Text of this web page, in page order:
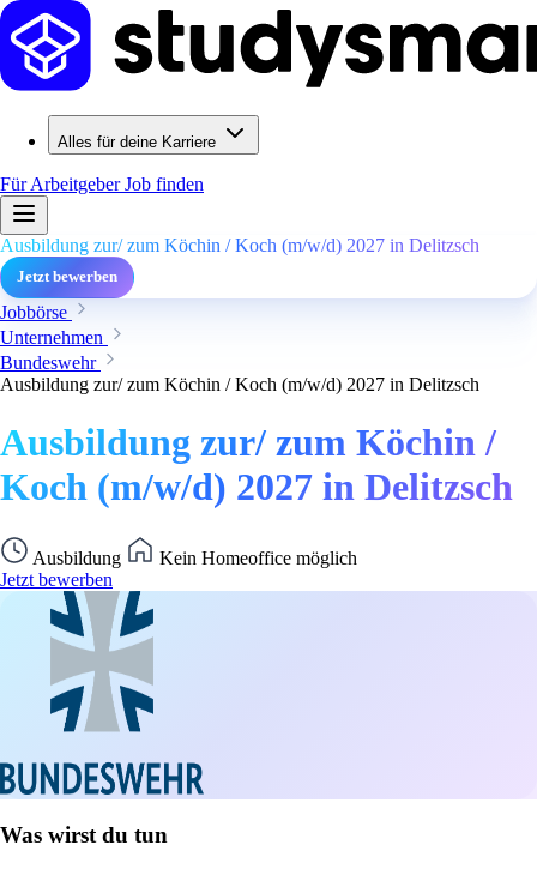
Alles für deine Karriere
Für ArbeitgeberJob finden
Ausbildung zur/ zum Köchin / Koch (m/w/d) 2027 in Delitzsch
Jetzt bewerben
Jobbörse
Unternehmen
Bundeswehr
Ausbildung zur/ zum Köchin / Koch (m/w/d) 2027 in Delitzsch
Ausbildung zur/ zum Köchin /
Koch (m/w/d) 2027 in Delitzsch
Ausbildung
Kein Homeoffice möglich
Jetzt bewerben
Was wirst du tun